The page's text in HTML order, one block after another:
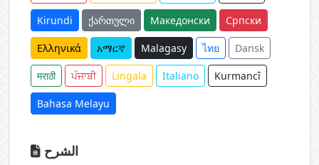
Kirundi ქართული Македонски Српски
Ελληνικά አማርኛ Malagasy ไทย Dansk
मराठी ਪੰਜਾਬੀ Lingala Italiano Kurmancî
Bahasa Melayu
الشرح